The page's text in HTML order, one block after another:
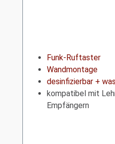
Funk-Ruftaster
Wandmontage
desinfizierbar +
kompatibel mit
Empfängern